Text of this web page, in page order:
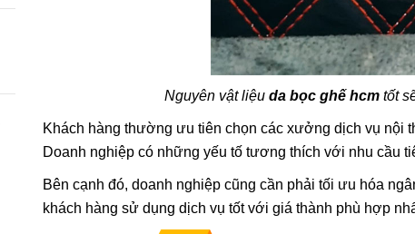
Nguyên vật liệu da bọc ghế hcm tốt
Khách hàng thường ưu tiên chọn các xưởng dịch vụ nội
Doanh nghiệp có những yếu tố tương thích với nhu cầu
Bên cạnh đó, doanh nghiệp cũng cần phải tối ưu hóa
khách hàng sử dụng dịch vụ tốt với giá thành phù hợp
Da